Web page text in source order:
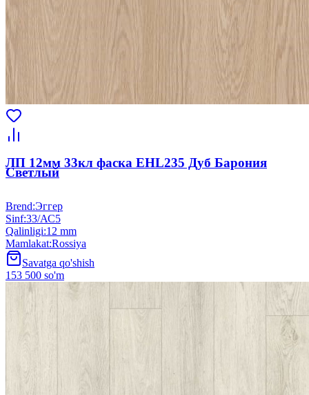
ЛП 12мм 33кл фаска EHL235 Дуб Барония
Светлый
Brend:Эггер
Sinf:33/АС5
Qalinligi:12 mm
Mamlakat:Rossiya
Savatga qo'shish
153 500 so'm